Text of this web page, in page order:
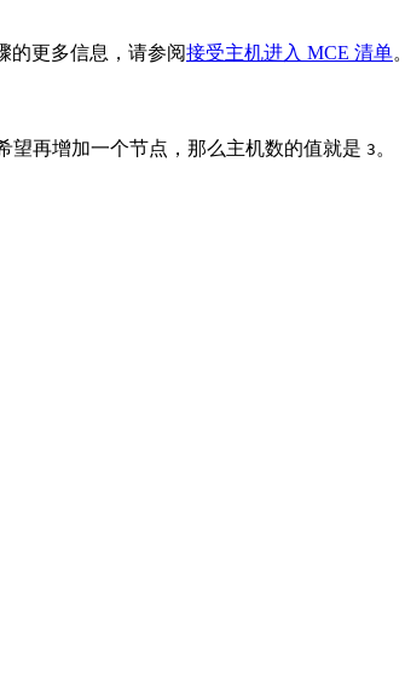
的更多信息，请参阅接受主机进入 MCE 清单。
望再增加一个节点，那么主机数的值就是 3。